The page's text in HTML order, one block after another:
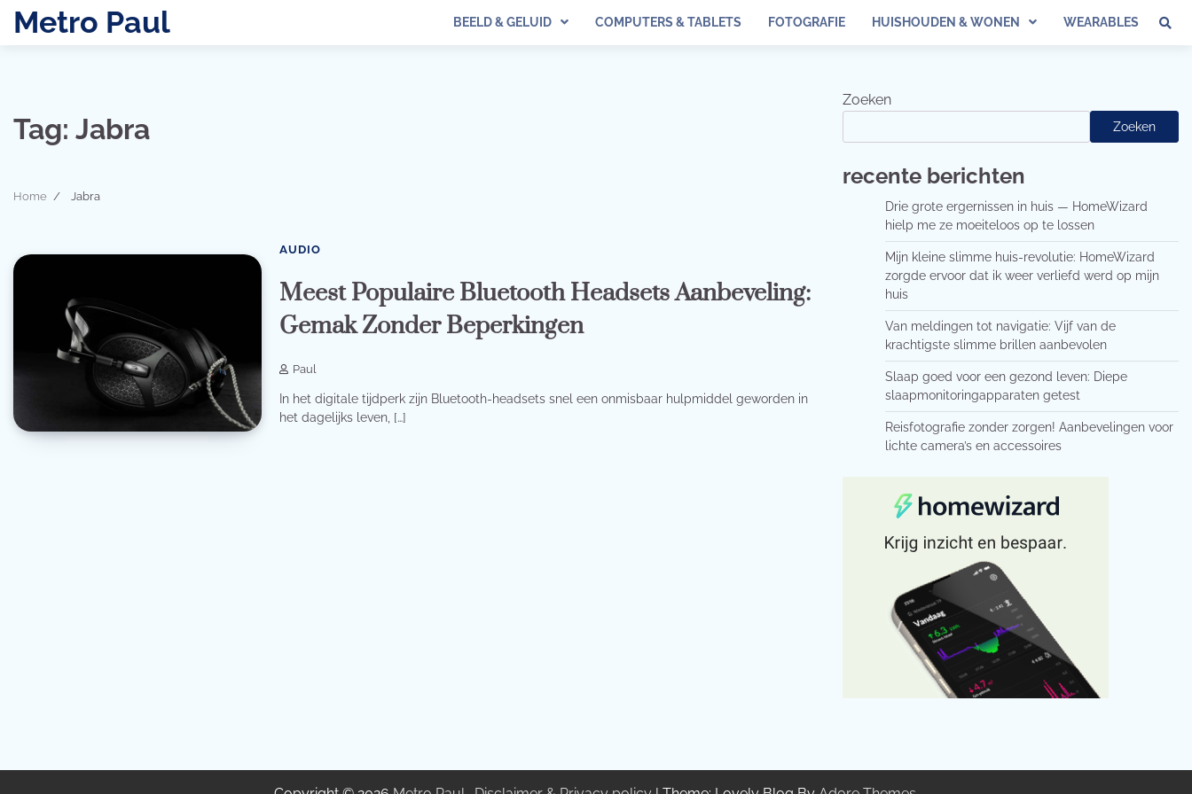
SkipMetro Paul BEELD & GELUID COMPUTERS & TABLETS FOTOGRAFIE HUISHOUDEN & WONEN WEARABLES
Tag: Jabra
Home Jabra
AUDIO
Meest Populaire Bluetooth Headsets Aanbeveling:
Gemak Zonder Beperkingen
Paul
In het digitale tijdperk zijn Bluetooth-headsets snel een onmisbaar hulpmiddel geworden in
het dagelijks leven, […]
Zoeken
Zoeken
recente berichten
Drie grote ergernissen in huis — HomeWizard
hielp me ze moeiteloos op te lossen
Mijn kleine slimme huis-revolutie: HomeWizard
zorgde ervoor dat ik weer verliefd werd op mijn
huis
Van meldingen tot navigatie: Vijf van de
krachtigste slimme brillen aanbevolen
Slaap goed voor een gezond leven: Diepe
slaapmonitoringapparaten getest
Reisfotografie zonder zorgen! Aanbevelingen voor
lichte camera’s en accessoires